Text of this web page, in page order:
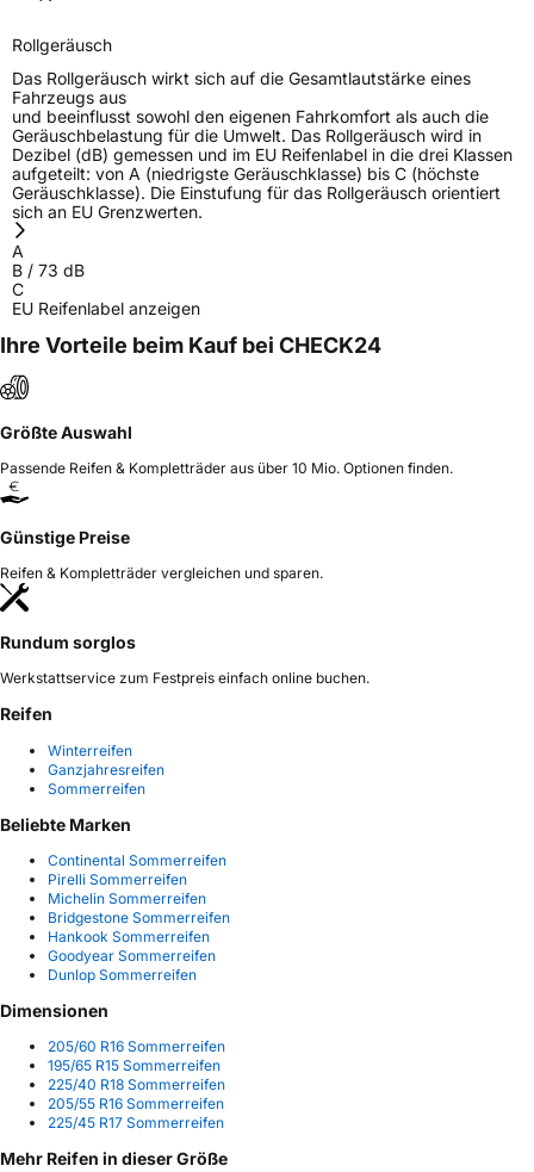
Rollgeräusch
Das Rollgeräusch wirkt sich auf die Gesamtlautstärke eines
Fahrzeugs aus
und beeinflusst sowohl den eigenen Fahrkomfort als auch die
Geräuschbelastung für die Umwelt. Das Rollgeräusch wird in
Dezibel (dB) gemessen und im EU Reifenlabel in die drei Klassen
aufgeteilt: von A (niedrigste Geräuschklasse) bis C (höchste
Geräuschklasse). Die Einstufung für das Rollgeräusch orientiert
sich an EU Grenzwerten.
A
B / 73 dB
C
EU Reifenlabel anzeigen
Ihre Vorteile beim Kauf bei CHECK24
Größte Auswahl
Passende Reifen & Kompletträder aus über 10 Mio. Optionen finden.
Günstige Preise
Reifen & Kompletträder vergleichen und sparen.
Rundum sorglos
Werkstattservice zum Festpreis einfach online buchen.
Reifen
Winterreifen
Ganzjahresreifen
Sommerreifen
Beliebte Marken
Continental Sommerreifen
Pirelli Sommerreifen
Michelin Sommerreifen
Bridgestone Sommerreifen
Hankook Sommerreifen
Goodyear Sommerreifen
Dunlop Sommerreifen
Dimensionen
205/60 R16 Sommerreifen
195/65 R15 Sommerreifen
225/40 R18 Sommerreifen
205/55 R16 Sommerreifen
225/45 R17 Sommerreifen
Mehr Reifen in dieser Größe